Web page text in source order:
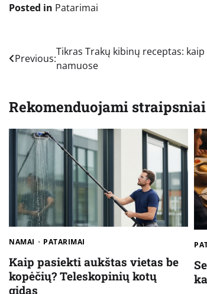
Posted in Patarimai
Navigacija
įrašų
Previous:
Tikras Trakų kibinų receptas:
namuose
Rekomenduojami straipsniai
NAMAI PATARIMAI
Kaip pasiekti aukštas vietas be
kopėčių? Teleskopinių kotų
gidas